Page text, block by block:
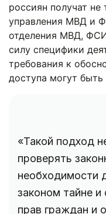
россиян получат не
управления МВД и
отделения МВД,
силу специфики
требования к
доступа могут
«Такой подход
проверять
необходимости
законом тайне и
прав граждан и